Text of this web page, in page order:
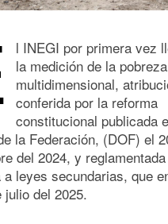
l INEGI por primera vez
la medición de la pobreza
multidimensional,
conferida por la reforma
constitucional publicada
la Federación, (DOF) el
del 2024, y
a leyes secundarias, que
julio del 2025.